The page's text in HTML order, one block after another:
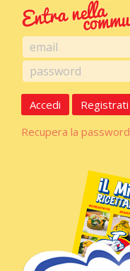
Accedi
Registrati
Recupera la password